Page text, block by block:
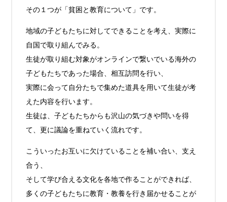
その１つが「貧困と教育について」です。
地域の子どもたちに対してできることを考え、実際に
自国で取り組んでみる。
生徒が取り組む対象がオンラインで繋いでいる海外の
子どもたちであった場合、相互訪問を行い、
実際に会って自分たちで集めた道具を用いて生徒が考
えた内容を行います。
生徒は、子どもたちからも沢山の気づきや問いを得
て、更に議論を重ねていく流れです。
こういったお互いに欠けていることを補い合い、支え
合う、
そして学び合える文化を各地で作ることができれば、
多くの子どもたちに教育・教養を行き届かせることが